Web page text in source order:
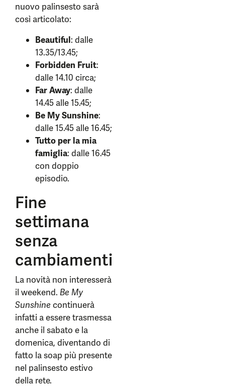
nuovo palinsesto sarà
così articolato:
Beautiful: dalle
13.35/13.45;
Forbidden Fruit:
dalle 14.10 circa;
Far Away: dalle
14.45 alle 15.45;
Be My Sunshine:
dalle 15.45 alle 16.45;
Tutto per la mia
famiglia: dalle 16.45
con doppio
episodio.
Fine
settimana
senza
cambiamenti
La novità non interesserà
il weekend. Be My
Sunshine continuerà
infatti a essere trasmessa
anche il sabato e la
domenica, diventando di
fatto la soap più presente
nel palinsesto estivo
della rete.